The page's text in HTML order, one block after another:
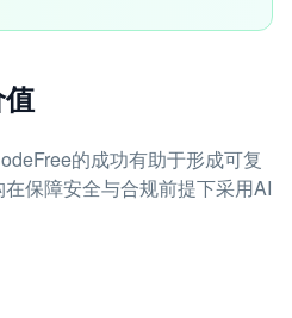
的成功有助于形成可复
保障安全与合规前提下采用AI